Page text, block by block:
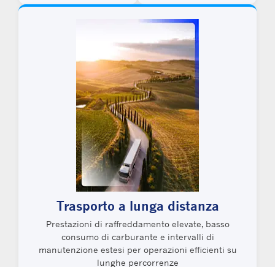
Trasporto a lunga distanza
Prestazioni di raffreddamento elevate, basso
consumo di carburante e intervalli di
manutenzione estesi per operazioni efficienti su
lunghe percorrenze